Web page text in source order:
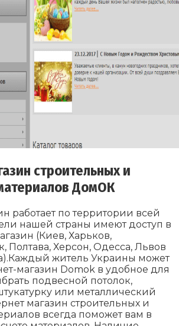
строительных и
ДомОК
работает по территории всей
нашей страны имеют доступ в
(Киев, Харьков,
Полтава, Херсон, Одесса, Львов
житель Украины может
магазин Domok в удобное для
подвесной потолок,
или металлический
магазин строительных и
всегда поможет вам в